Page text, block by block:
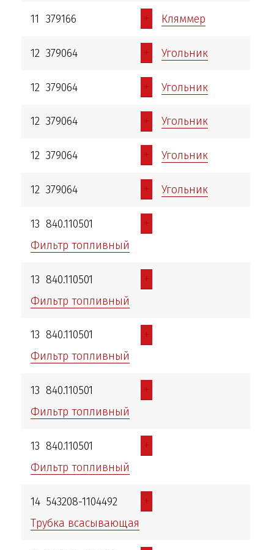
11 379166 + Кляммер
12 379064 + Угольник
12 379064 + Угольник
12 379064 + Угольник
12 379064 + Угольник
12 379064 + Угольник
13 840.110501
+
Фильтр топливный
13 840.110501
+
Фильтр топливный
13 840.110501
+
Фильтр топливный
13 840.110501
+
Фильтр топливный
13 840.110501
+
Фильтр топливный
14 543208-1104492
+
Трубка всасывающая